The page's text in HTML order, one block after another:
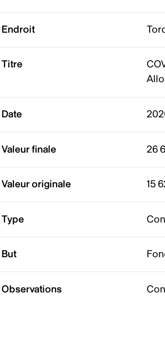
Endroit
Titre
Date
Valeur finale 26
Valeur originale 15
Type
But
Observations